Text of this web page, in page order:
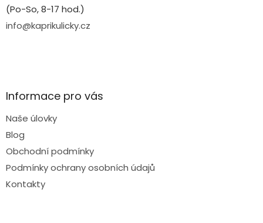
(Po-So, 8-17 hod.)
info@kaprikulicky.cz
Informace pro vás
Naše úlovky
Blog
Obchodní podmínky
Podmínky ochrany osobních údajů
Kontakty